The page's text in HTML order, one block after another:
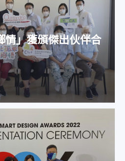
情」獲頒傑出伙伴
情」獲頒傑出伙伴合